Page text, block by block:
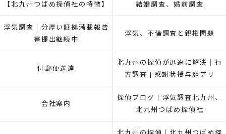
【北九州つばめ探偵社の特徴】 結婚調査、婚前調査
浮気調査｜分厚い証拠満載報告
書提出継続中
浮気、不倫調査と親権問題
付郵便送達
北九州の探偵が迅速に解決｜行
方調査 | 感謝状授与歴アリ
会社案内
探偵ブログ｜浮気調査北九州、
北九州つばめ探偵社